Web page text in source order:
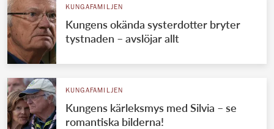
KUNGAFAMILJEN
Kungens okända systerdotter bryter
tystnaden – avslöjar allt
KUNGAFAMILJEN
Kungens kärleksmys med Silvia – se
romantiska bilderna!